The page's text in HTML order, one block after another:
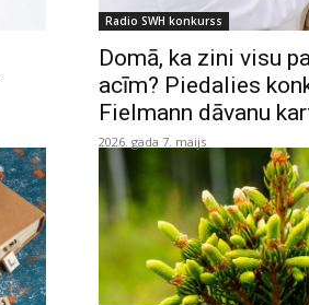
Radio SWH konkurss
Domā, ka zini visu
acīm? Piedalies
Fielmann dāvanu
2026. gada 7. maijs